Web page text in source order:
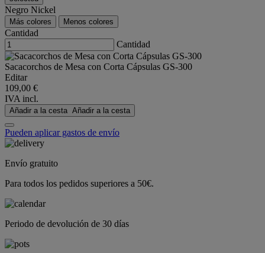
Negro Nickel
Más colores Menos colores
Cantidad
Cantidad
Sacacorchos de Mesa con Corta Cápsulas GS-300
Editar
109,00 €
IVA incl.
Añadir a la cesta Añadir a la cesta
Pueden aplicar gastos de envío
Envío gratuito
Para todos los pedidos superiores a 50€.
Periodo de devolución de 30 días